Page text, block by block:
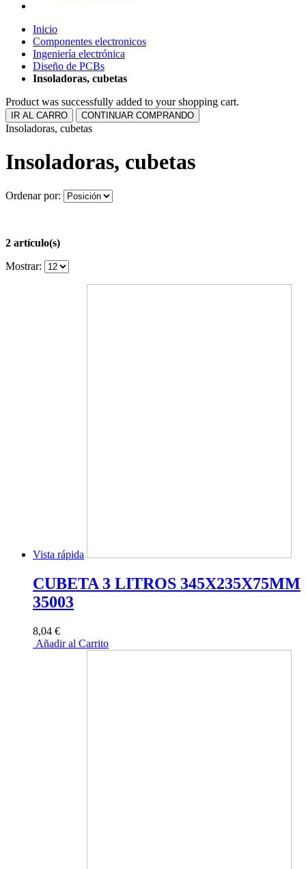
Inicio
Componentes electronicos
Ingeniería electrónica
Diseño de PCBs
Insoladoras, cubetas
Product was successfully added to your shopping cart.
IR AL CARRO CONTINUAR COMPRANDO
Insoladoras, cubetas
Insoladoras, cubetas
Ordenar por:
2 artículo(s)
Mostrar:
Vista rápida
CUBETA 3 LITROS 345X235X75MM
35003
8,04 €
Añadir al Carrito